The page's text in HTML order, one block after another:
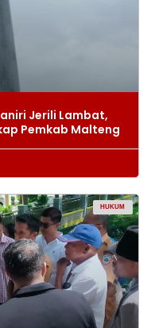
Jerili Lambat,
Pemkab Malteng
HUKUM